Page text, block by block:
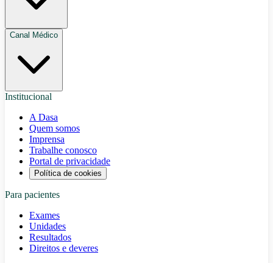
Canal Médico
Institucional
A Dasa
Quem somos
Imprensa
Trabalhe conosco
Portal de privacidade
Política de cookies
Para pacientes
Exames
Unidades
Resultados
Direitos e deveres